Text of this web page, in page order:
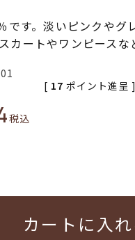
です。淡いピンクやグ
カートやワンピースな
税込
[ 17 ポイント進呈 ]
カートに入れ